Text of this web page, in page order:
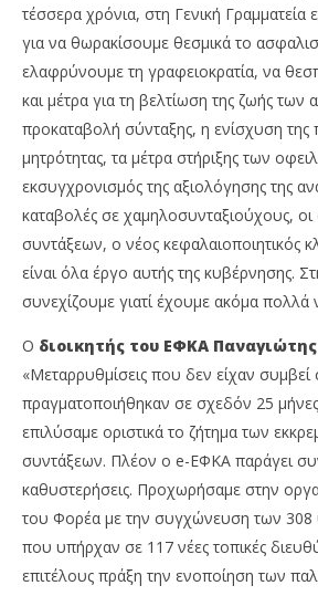
τέσσερα χρόνια, στη Γενική Γραμματεία
για να θωρακίσουμε θεσμικά το
ελαφρύνουμε τη γραφειοκρατία, να
και μέτρα για τη βελτίωση της ζωής
προκαταβολή σύνταξης, η ενίσχυση της
μητρότητας, τα μέτρα στήριξης των
εκσυγχρονισμός της αξιολόγησης της
καταβολές σε χαμηλοσυνταξιούχους, οι
συντάξεων, ο νέος κεφαλαιοποιητικός
είναι όλα έργο αυτής της κυβέρνησης.
συνεχίζουμε γιατί έχουμε ακόμα πολλά
Ο διοικητής του ΕΦΚΑ
«Μεταρρυθμίσεις που δεν είχαν συμβεί
πραγματοποιήθηκαν σε σχεδόν 25
επιλύσαμε οριστικά το ζήτημα των
συντάξεων. Πλέον ο e-ΕΦΚΑ παράγει
καθυστερήσεις. Προχωρήσαμε στην
του Φορέα με την συγχώνευση των 308
που υπήρχαν σε 117 νέες τοπικές
επιτέλους πράξη την ενοποίηση των